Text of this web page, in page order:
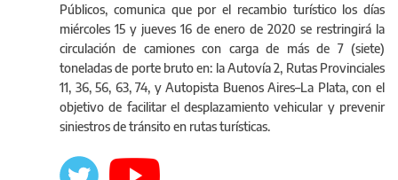
Públicos, comunica que por el recambio turístico los días
miércoles 15 y jueves 16 de enero de 2020 se restringirá la
circulación de camiones con carga de más de 7 (siete)
toneladas de porte bruto en: la Autovía 2, Rutas Provinciales
11, 36, 56, 63, 74, y Autopista Buenos Aires–La Plata, con el
objetivo de facilitar el desplazamiento vehicular y prevenir
siniestros de tránsito en rutas turísticas.